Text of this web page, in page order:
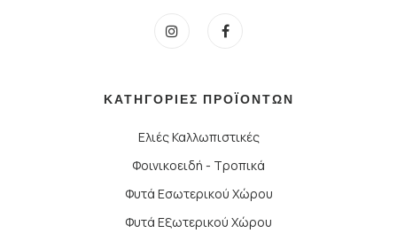
ΚΑΤΗΓΟΡΙΕΣ ΠΡΟΪΟΝΤΩΝ
Ελιές Καλλωπιστικές
Φοινικοειδή - Τροπικά
Φυτά Εσωτερικού Χώρου
Φυτά Εξωτερικού Χώρου